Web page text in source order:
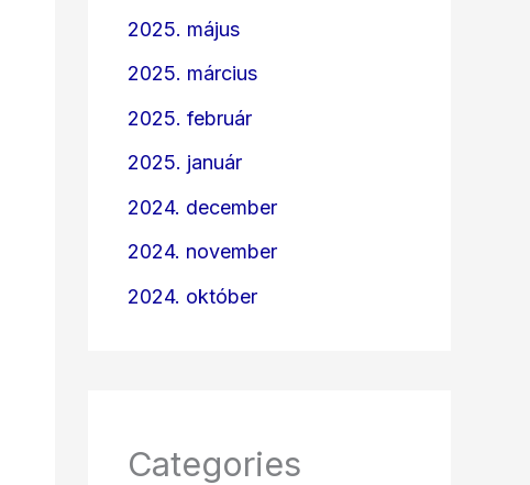
2025. május
2025. március
2025. február
2025. január
2024. december
2024. november
2024. október
Categories